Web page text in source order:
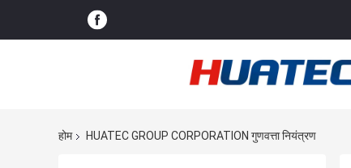
होम HUATEC GROUP CORPORATION गुणवत्ता नियंत्रण